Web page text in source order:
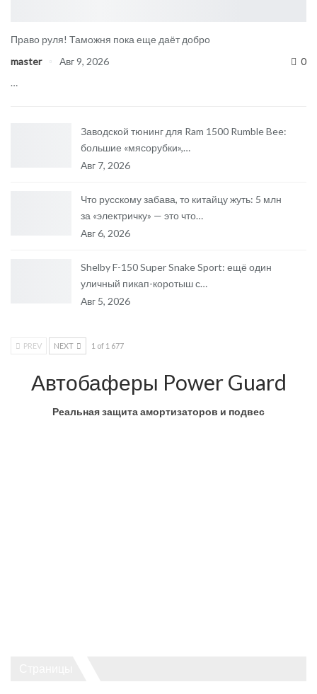
Право руля! Таможня пока еще даёт добро
master
Авг 9, 2026
0
…
Заводской тюнинг для Ram 1500 Rumble Bee:
большие «мясорубки»,…
Авг 7, 2026
Что русскому забава, то китайцу жуть: 5 млн
за «электричку» — это что…
Авг 6, 2026
Shelby F-150 Super Snake Sport: ещё один
уличный пикап-коротыш с…
Авг 5, 2026
PREV NEXT 1 of 1 677
Автобаферы Power Guard
Реальная защита амортизаторов и подвес